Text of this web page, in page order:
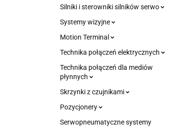
Silniki i sterowniki silników serwo
Systemy wizyjne
Motion Terminal
Technika połączeń elektrycznych
Technika połączeń dla mediów
płynnych
Skrzynki z czujnikami
Pozycjonery
Serwopneumatyczne systemy